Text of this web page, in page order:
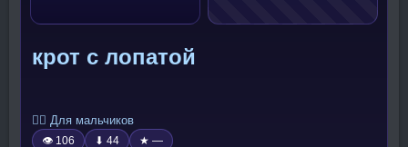
крот с лопатой
🧍‍♂️ Для мальчиков
👁 106 ⬇ 44 ★ —